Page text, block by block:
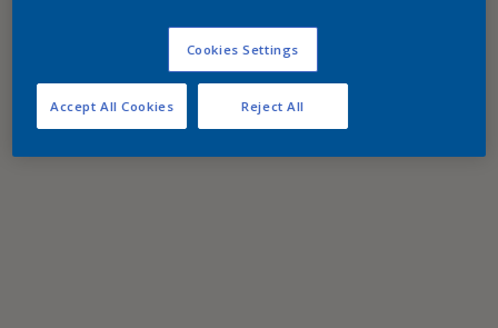
Cookies Settings
Reject All
Accept All Cookies